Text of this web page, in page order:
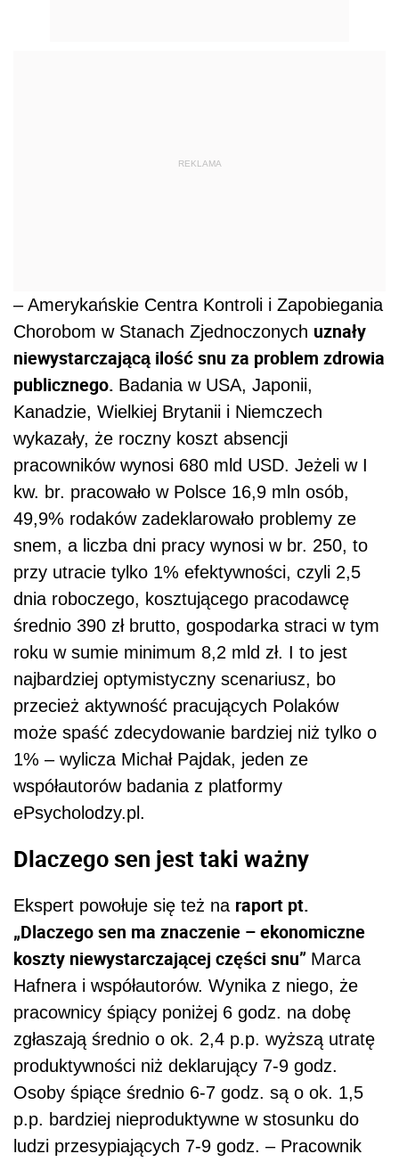
REKLAMA
– Amerykańskie Centra Kontroli i Zapobiegania
Chorobom w Stanach Zjednoczonych uznały
niewystarczającą ilość snu za problem zdrowia
publicznego. Badania w USA, Japonii,
Kanadzie, Wielkiej Brytanii i Niemczech
wykazały, że roczny koszt absencji
pracowników wynosi 680 mld USD. Jeżeli w I
kw. br. pracowało w Polsce 16,9 mln osób,
49,9% rodaków zadeklarowało problemy ze
snem, a liczba dni pracy wynosi w br. 250, to
przy utracie tylko 1% efektywności, czyli 2,5
dnia roboczego, kosztującego pracodawcę
średnio 390 zł brutto, gospodarka straci w tym
roku w sumie minimum 8,2 mld zł. I to jest
najbardziej optymistyczny scenariusz, bo
przecież aktywność pracujących Polaków
może spaść zdecydowanie bardziej niż tylko o
1% – wylicza Michał Pajdak, jeden ze
współautorów badania z platformy
ePsycholodzy.pl.
Dlaczego sen jest taki ważny
Ekspert powołuje się też na raport pt.
„Dlaczego sen ma znaczenie – ekonomiczne
koszty niewystarczającej części snu” Marca
Hafnera i współautorów. Wynika z niego, że
pracownicy śpiący poniżej 6 godz. na dobę
zgłaszają średnio o ok. 2,4 p.p. wyższą utratę
produktywności niż deklarujący 7-9 godz.
Osoby śpiące średnio 6-7 godz. są o ok. 1,5
p.p. bardziej nieproduktywne w stosunku do
ludzi przesypiających 7-9 godz. – Pracownik